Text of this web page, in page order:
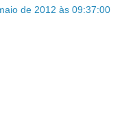
de 2012 às 09:37:00